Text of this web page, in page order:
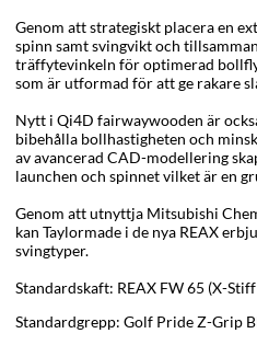
Genom att strategiskt placera en
spinn samt svingvikt och
träffytevinkeln för optimerad
som är utformad för att ge rakare
Nytt i Qi4D fairwaywooden är
bibehålla bollhastigheten och
av avancerad CAD-modellering
launchen och spinnet vilket är en
Genom att utnyttja Mitsubishi
kan Taylormade i de nya REAX
svingtyper.
Standardskaft: REAX FW 65 (X-
Standardgrepp: Golf Pride Z-Grip